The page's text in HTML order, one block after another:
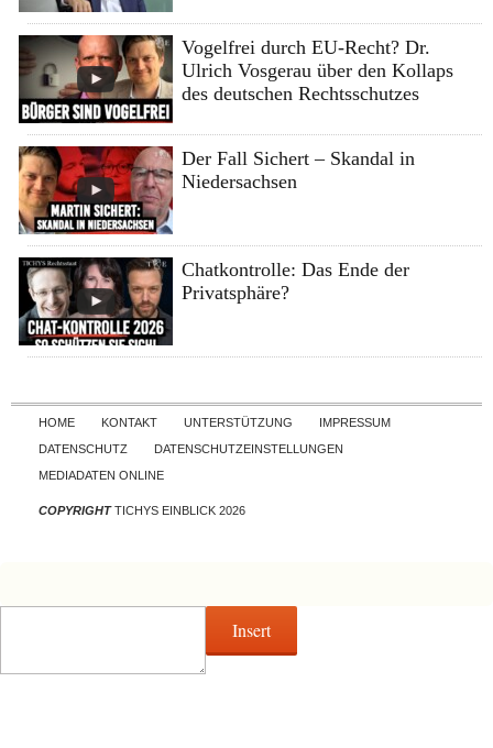
Vogelfrei durch EU-Recht? Dr.
Ulrich Vosgerau über den Kollaps
des deutschen Rechtsschutzes
Der Fall Sichert – Skandal in
Niedersachsen
Chatkontrolle: Das Ende der
Privatsphäre?
Skip to content
HOME KONTAKT UNTERSTÜTZUNG
IMPRESSUM
DATENSCHUTZ
DATENSCHUTZEINSTELLUNGEN
MEDIADATEN ONLINE
COPYRIGHTTICHYS EINBLICK 2026
Insert